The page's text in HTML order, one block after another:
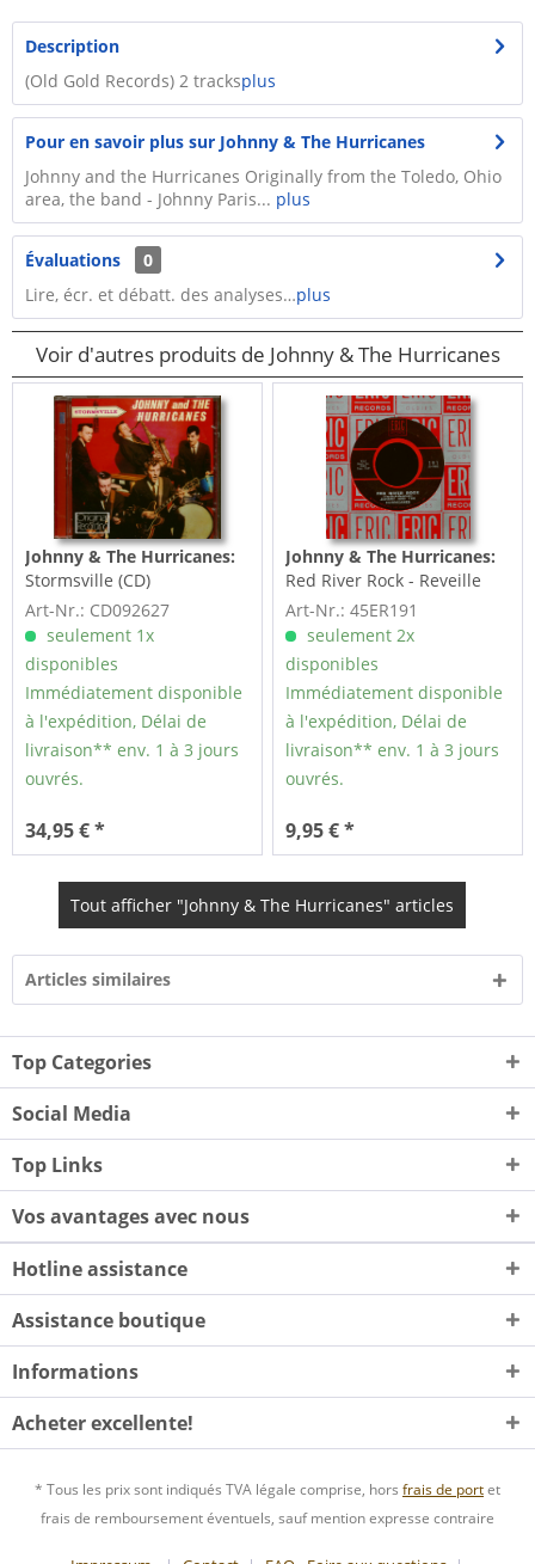
Description
(Old Gold Records) 2 tracksplus
Pour en savoir plus sur Johnny & The Hurricanes
Johnny and the Hurricanes Originally from the Toledo, Ohio
area, the band - Johnny Paris... plus
Évaluations
0
Lire, écr. et débatt. des analyses…plus
Voir d'autres produits de Johnny & The Hurricanes
Johnny & The Hurricanes:
Stormsville (CD)
Art-Nr.: CD092627
seulement 1x
disponibles
Immédiatement disponible
à l'expédition, Délai de
livraison** env. 1 à 3 jours
ouvrés.
34,95 € *
Johnny & The Hurricanes:
Red River Rock - Reveille
Rock (7inch, 45rpm)
Art-Nr.: 45ER191
seulement 2x
disponibles
Immédiatement disponible
à l'expédition, Délai de
livraison** env. 1 à 3 jours
ouvrés.
9,95 € *
Tout afficher "Johnny & The Hurricanes" articles
Articles similaires
Top Categories
Social Media
Top Links
Vos avantages avec nous
Hotline assistance
Assistance boutique
Informations
Acheter excellente!
* Tous les prix sont indiqués TVA légale comprise, hors frais de portet
frais de remboursement éventuels, sauf mention expresse contraire